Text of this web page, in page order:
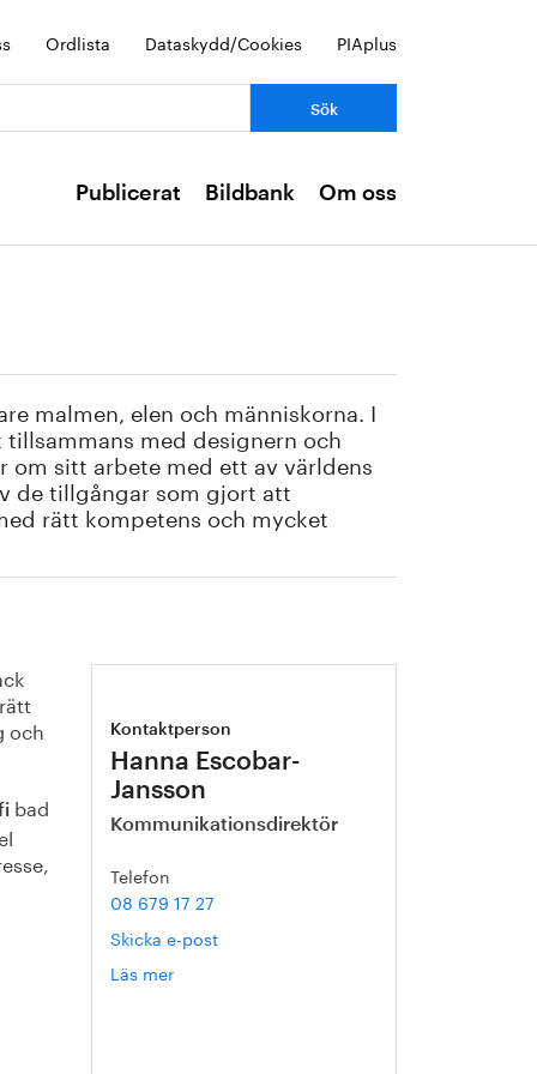
Ordlista Dataskydd/Cookies PIAplus
Publicerat Bildbank Om oss
malmen, elen och människorna. I
med designern och
om sitt arbete med ett av världens
de tillgångar som gjort att
rätt kompetens och mycket
och
bad
Kontaktperson
Hanna Escobar-
Jansson
Kommunikationsdirektör
Telefon
08 679 17 27
Skicka e-post
Läs mer